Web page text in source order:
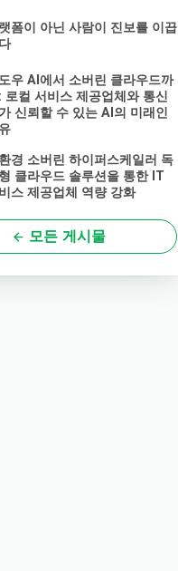
폼이 아닌 사람이 진보를 이끕
우 AI에서 소버린 클라우드까
로컬 서비스 제공업체와 통신
신뢰할 수 있는 AI의 미래인
경 소버린 하이퍼스케일러 독
클라우드 솔루션을 통한 IT
스 제공업체 역량 강화
모든 게시물